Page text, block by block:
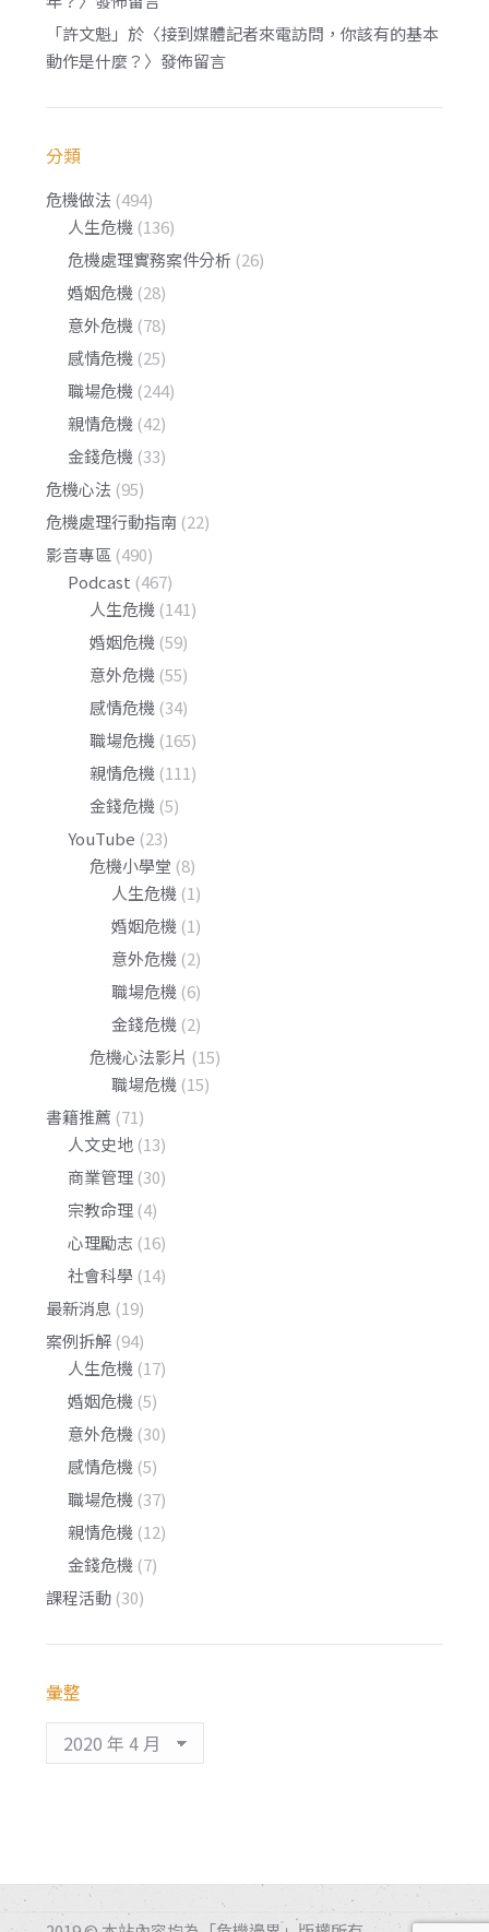
「許文魁」於〈接到媒體記者來電訪問，你該有的基本
動作是什麼？ 〉發佈留言
分類
危機做法 (494)
人生危機 (136)
危機處理實務案件分析 (26)
婚姻危機 (28)
意外危機 (78)
感情危機 (25)
職場危機 (244)
親情危機 (42)
金錢危機 (33)
危機心法 (95)
危機處理行動指南 (22)
影音專區 (490)
Podcast (467)
人生危機 (141)
婚姻危機 (59)
意外危機 (55)
感情危機 (34)
職場危機 (165)
親情危機 (111)
金錢危機 (5)
YouTube (23)
危機小學堂 (8)
人生危機 (1)
婚姻危機 (1)
意外危機 (2)
職場危機 (6)
金錢危機 (2)
危機心法影片 (15)
職場危機 (15)
書籍推薦 (71)
人文史地 (13)
商業管理 (30)
宗教命理 (4)
心理勵志 (16)
社會科學 (14)
最新消息 (19)
案例拆解 (94)
人生危機 (17)
婚姻危機 (5)
意外危機 (30)
感情危機 (5)
職場危機 (37)
親情危機 (12)
金錢危機 (7)
課程活動 (30)
彙整
整